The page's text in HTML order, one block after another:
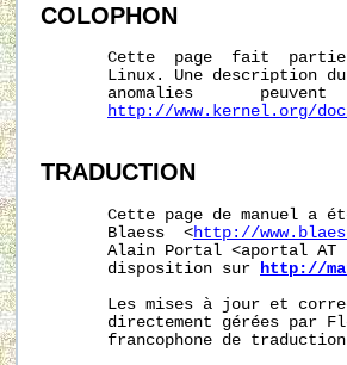
COLOPHON
Cette  page  fait
Linux. Une description
anomalies       peuvent
http://www.kernel.org/
TRADUCTION
Cette page de manuel a
       Blaess  <
http://
Alain Portal <aportal AT
       disposition sur
http://
Les mises à jour et
directement gérées par
francophone de